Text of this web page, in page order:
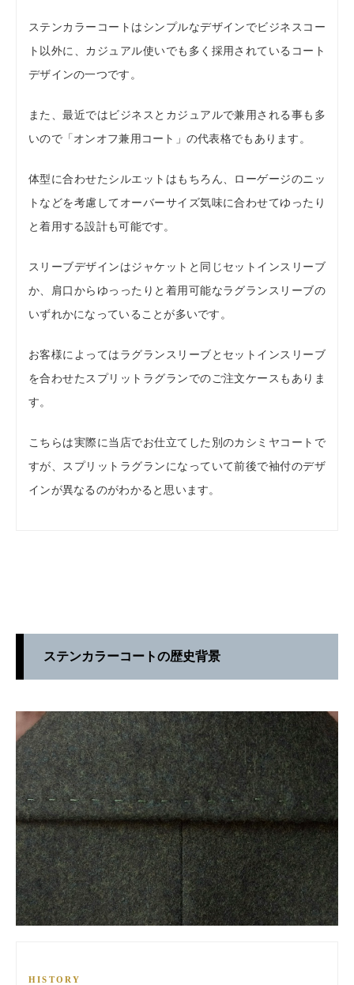
ステンカラーコートはシンプルなデザインでビジネスコー
ト以外に、カジュアル使いでも多く採用されているコート
デザインの一つです。
また、最近ではビジネスとカジュアルで兼用される事も多
いので「オンオフ兼用コート」の代表格でもあります。
体型に合わせたシルエットはもちろん、ローゲージのニッ
トなどを考慮してオーバーサイズ気味に合わせてゆったり
と着用する設計も可能です。
スリーブデザインはジャケットと同じセットインスリーブ
か、肩口からゆっったりと着用可能なラグランスリーブの
いずれかになっていることが多いです。
お客様によってはラグランスリーブとセットインスリーブ
を合わせたスプリットラグランでのご注文ケースもありま
す。
こちらは実際に当店でお仕立てした別のカシミヤコートで
すが、スプリットラグランになっていて前後で袖付のデザ
インが異なるのがわかると思います。
ステンカラーコートの歴史背景
HISTORY